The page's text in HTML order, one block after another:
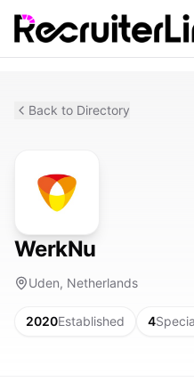
Back to Directory
WerkNu
Uden, Netherlands
2020Established 4